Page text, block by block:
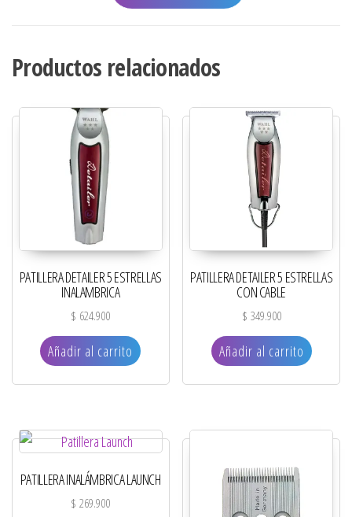
Productos relacionados
PATILLERA DETAILER 5 ESTRELLAS
INALAMBRICA
$ 624.900
Añadir al carrito
PATILLERA DETAILER 5 ESTRELLAS
CON CABLE
$ 349.900
Añadir al carrito
PATILLERA INALÁMBRICA LAUNCH
$ 269.900